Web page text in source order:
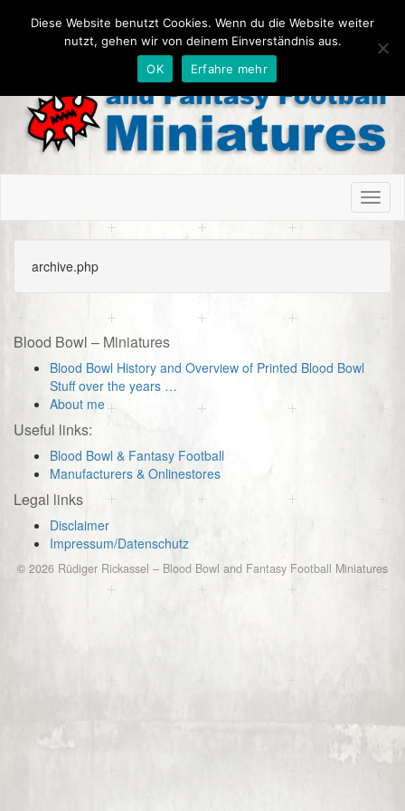
archive.php
Blood Bowl – Miniatures
Blood Bowl History and Overview of Printed Blood Bowl
Stuff over the years …
About me
Useful links:
Blood Bowl & Fantasy Football
Manufacturers & Onlinestores
Legal links
Disclaimer
Impressum/Datenschutz
© 2026 Rüdiger Rickassel – Blood Bowl and Fantasy Football Miniatures
Diese Website benutzt Cookies. Wenn du die Website weiter
nutzt, gehen wir von deinem Einverständnis aus.
OK
Erfahre mehr